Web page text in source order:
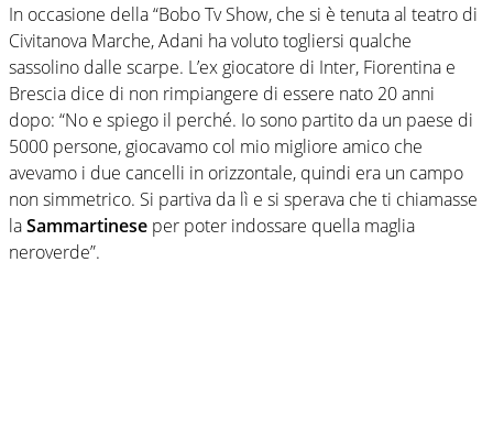
In occasione della “Bobo Tv Show, che si è tenuta al teatro di
Civitanova Marche, Adani ha voluto togliersi qualche
sassolino dalle scarpe. L’ex giocatore di Inter, Fiorentina e
Brescia dice di non rimpiangere di essere nato 20 anni
dopo: “No e spiego il perché. Io sono partito da un paese di
5000 persone, giocavamo col mio migliore amico che
avevamo i due cancelli in orizzontale, quindi era un campo
non simmetrico. Si partiva da lì e si sperava che ti chiamasse
laSammartinese per poter indossare quella maglia
neroverde”.